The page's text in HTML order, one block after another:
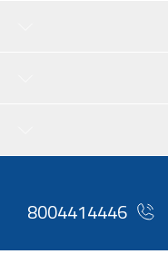
8004414446